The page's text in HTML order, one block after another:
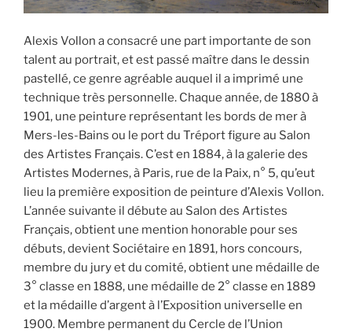
Alexis Vollon a consacré une part importante de son
talent au portrait, et est passé maître dans le dessin
pastellé, ce genre agréable auquel il a imprimé une
technique très personnelle. Chaque année, de 1880 à
1901, une peinture représentant les bords de mer à
Mers-les-Bains ou le port du Tréport figure au Salon
des Artistes Français. C’est en 1884, à la galerie des
Artistes Modernes, à Paris, rue de la Paix, n° 5, qu’eut
lieu la première exposition de peinture d’Alexis Vollon.
L’année suivante il débute au Salon des Artistes
Français, obtient une mention honorable pour ses
débuts, devient Sociétaire en 1891, hors concours,
membre du jury et du comité, obtient une médaille de
3° classe en 1888, une médaille de 2° classe en 1889
et la médaille d’argent à l’Exposition universelle en
1900. Membre permanent du Cercle de l’Union